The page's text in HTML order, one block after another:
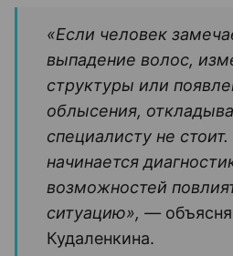
«Если человек
выпадение волос,
структуры или
облысения,
специалисту не
начинается
возможностей
ситуацию», —
Кудаленкина.